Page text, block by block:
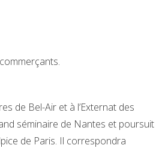
de Bel-Air et à l’Externat des
séminaire de Nantes et poursuit
de Paris. Il correspondra